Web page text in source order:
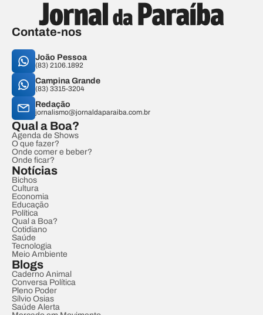
Contate-nos
João Pessoa
(83) 2106.1892
Campina Grande
(83) 3315-3204
Redação
jornalismo@jornaldaparaiba.com.br
Qual a Boa?
Agenda de Shows
O que fazer?
Onde comer e beber?
Onde ficar?
Notícias
Bichos
Cultura
Economia
Educação
Política
Qual a Boa?
Cotidiano
Saúde
Tecnologia
Meio Ambiente
Blogs
Caderno Animal
Conversa Política
Pleno Poder
Sílvio Osias
Saúde Alerta